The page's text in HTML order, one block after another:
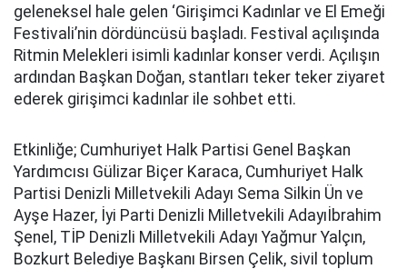
geleneksel hale gelen ‘Girişimci Kadınlar ve El Emeği
Festivali’nin dördüncüsü başladı. Festival açılışında
Ritmin Melekleri isimli kadınlar konser verdi. Açılışın
ardından Başkan Doğan, stantları teker teker ziyaret
ederek girişimci kadınlar ile sohbet etti.
Etkinliğe; Cumhuriyet Halk Partisi Genel Başkan
Yardımcısı Gülizar Biçer Karaca, Cumhuriyet Halk
Partisi Denizli Milletvekili Adayı Sema Silkin Ün ve
Ayşe Hazer, İyi Parti Denizli Milletvekili Adayıİbrahim
Şenel, TİP Denizli Milletvekili Adayı Yağmur Yalçın,
Bozkurt Belediye Başkanı Birsen Çelik, sivil toplum